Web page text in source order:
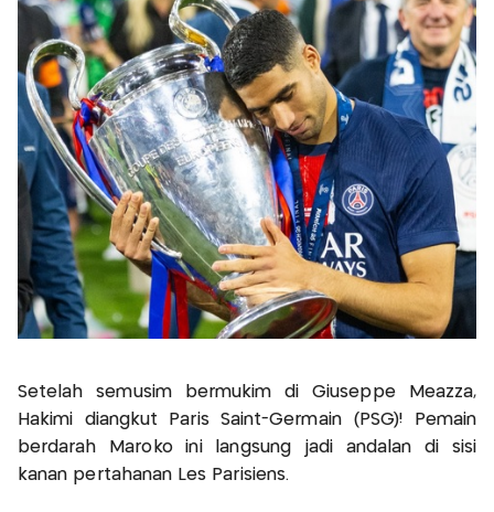
Setelah semusim bermukim di Giuseppe Meazza,
Hakimi diangkut Paris Saint-Germain (PSG)! Pemain
berdarah Maroko ini langsung jadi andalan di sisi
kanan pertahanan Les Parisiens.